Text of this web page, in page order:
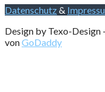
Datenschutz&
Design by Texo-
vonGoDaddy